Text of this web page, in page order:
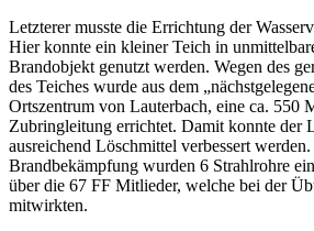
Letzterer musste die Errichtung der
Hier konnte ein kleiner Teich in
Brandobjekt genutzt werden. Wegen des
des Teiches wurde aus dem
Ortszentrum von Lauterbach, eine ca. 550
Zubringleitung errichtet. Damit konnte der
ausreichend Löschmittel verbessert
Brandbekämpfung wurden 6 Strahlrohre
über die 67 FF Mitlieder, welche bei der
mitwirkten.